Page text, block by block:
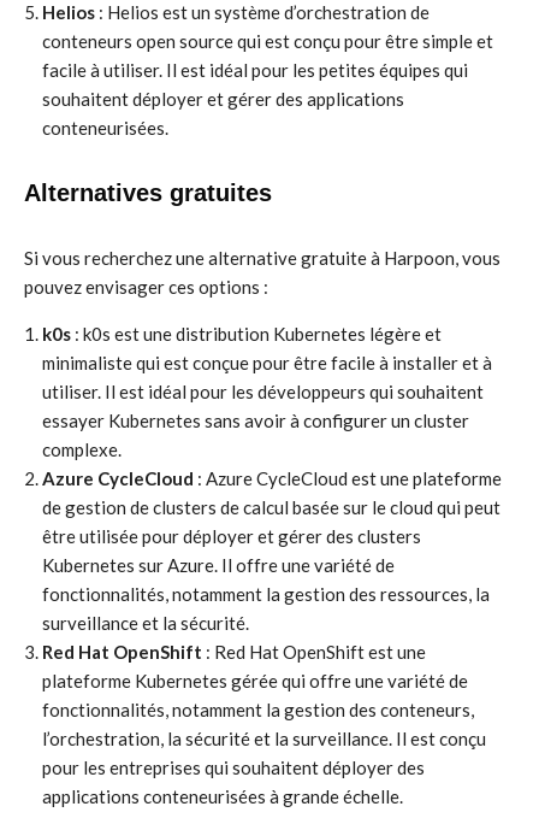
Helios : Helios est un système d’orchestration de
conteneurs open source qui est conçu pour être simple et
facile à utiliser. Il est idéal pour les petites équipes qui
souhaitent déployer et gérer des applications
conteneurisées.
Alternatives gratuites
Si vous recherchez une alternative gratuite à Harpoon, vous
pouvez envisager ces options :
k0s : k0s est une distribution Kubernetes légère et
minimaliste qui est conçue pour être facile à installer et à
utiliser. Il est idéal pour les développeurs qui souhaitent
essayer Kubernetes sans avoir à configurer un cluster
complexe.
Azure CycleCloud : Azure CycleCloud est une plateforme
de gestion de clusters de calcul basée sur le cloud qui peut
être utilisée pour déployer et gérer des clusters
Kubernetes sur Azure. Il offre une variété de
fonctionnalités, notamment la gestion des ressources, la
surveillance et la sécurité.
Red Hat OpenShift : Red Hat OpenShift est une
plateforme Kubernetes gérée qui offre une variété de
fonctionnalités, notamment la gestion des conteneurs,
l’orchestration, la sécurité et la surveillance. Il est conçu
pour les entreprises qui souhaitent déployer des
applications conteneurisées à grande échelle.